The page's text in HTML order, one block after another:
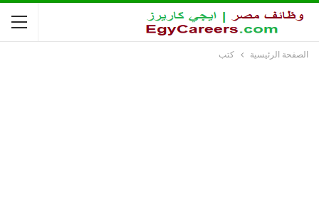
الصفحة الرئيسية كتب